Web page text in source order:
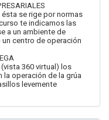
se rige por normas
te indicamos las
a un ambiente de
centro de operación
360 virtual) los
la operación de la grúa
levemente